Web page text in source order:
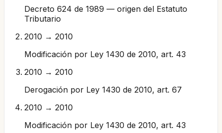
Decreto 624 de 1989 — origen del Estatuto
Tributario
2010 → 2010
Modificación por Ley 1430 de 2010, art. 43
2010 → 2010
Derogación por Ley 1430 de 2010, art. 67
2010 → 2010
Modificación por Ley 1430 de 2010, art. 43